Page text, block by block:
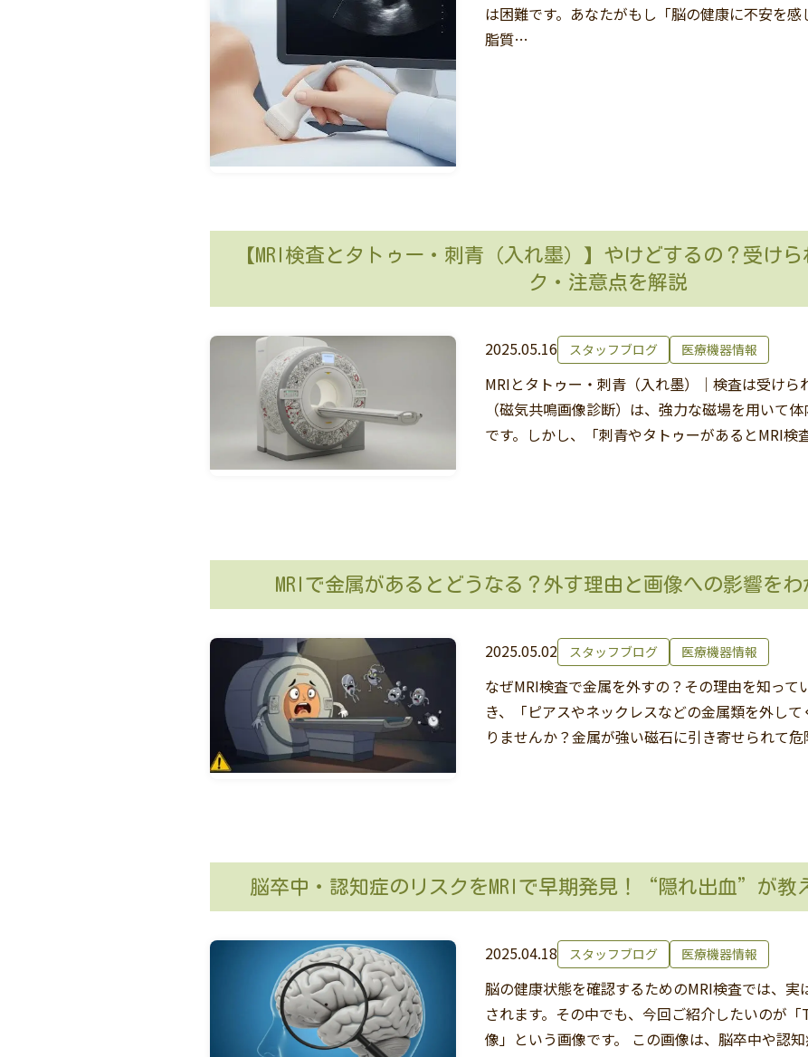
は困難です。あなたがもし「脳の健康に不安を感
脂質…
【MRI検査とタトゥー・刺青（入れ墨）】やけどするの？受け
ク・注意点を解説
2025.05.16 スタッフブログ 医療機器情報
MRIとタトゥー・刺青（入れ墨）｜検査は受けら
（磁気共鳴画像診断）は、強力な磁場を用いて
です。しかし、「刺青やタトゥーがあるとMRI
MRIで金属があるとどうなる？外す理由と画像への影響を
2025.05.02 スタッフブログ 医療機器情報
なぜMRI検査で金属を外すの？その理由を知って
き、「ピアスやネックレスなどの金属類を外し
りませんか？金属が強い磁石に引き寄せられて
脳卒中・認知症のリスクをMRIで早期発見！“隠れ出血”が教
2025.04.18 スタッフブログ 医療機器情報
脳の健康状態を確認するためのMRI検査では、
されます。その中でも、今回ご紹介したいのが
像」という画像です。 この画像は、脳卒中や認